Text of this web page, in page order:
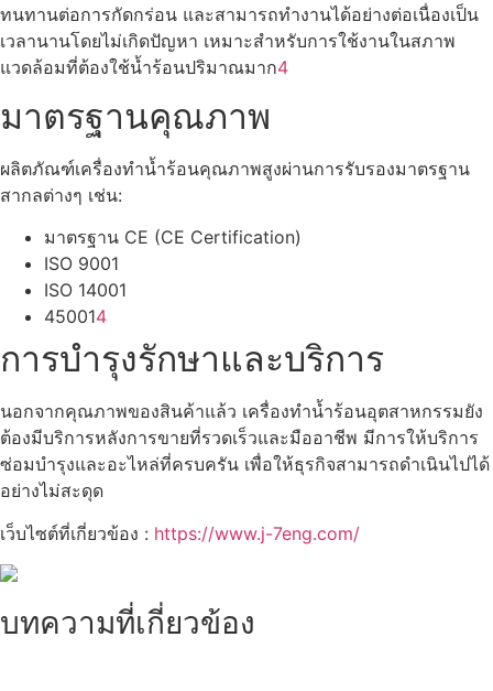
ทนทานต่อการกัดกร่อน และสามารถทำงานได้อย่างต่อเนื่องเป็น
เวลานานโดยไม่เกิดปัญหา เหมาะสำหรับการใช้งานในสภาพ
แวดล้อมที่ต้องใช้น้ำร้อนปริมาณมาก4
มาตรฐานคุณภาพ
ผลิตภัณฑ์เครื่องทำน้ำร้อนคุณภาพสูงผ่านการรับรองมาตรฐาน
สากลต่างๆ เช่น:
มาตรฐาน CE (CE Certification)
ISO 9001
ISO 14001
450014
การบำรุงรักษาและบริการ
นอกจากคุณภาพของสินค้าแล้ว เครื่องทำน้ำร้อนอุตสาหกรรมยัง
ต้องมีบริการหลังการขายที่รวดเร็วและมืออาชีพ มีการให้บริการ
ซ่อมบำรุงและอะไหล่ที่ครบครัน เพื่อให้ธุรกิจสามารถดำเนินไปได้
อย่างไม่สะดุด
เว็บไซต์ที่เกี่ยวข้อง : https://www.j-7eng.com/
บทความที่เกี่ยวข้อง